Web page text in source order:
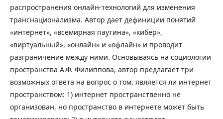
распространения онлайн-технологий для изменения
транснационализма. Автор дает дефиниции понятий
«интернет», «всемирная паутина», «кибер»,
«виртуальный», «онлайн» и «офлайн» и проводит
разграничение между ними. Основываясь на социологии
пространства А.Ф. Филиппова, автор предлагает три
возможных ответа на вопрос о том, является ли интернет
пространством: 1) интернет пространственно не
организован, но пространство в интернете может быть